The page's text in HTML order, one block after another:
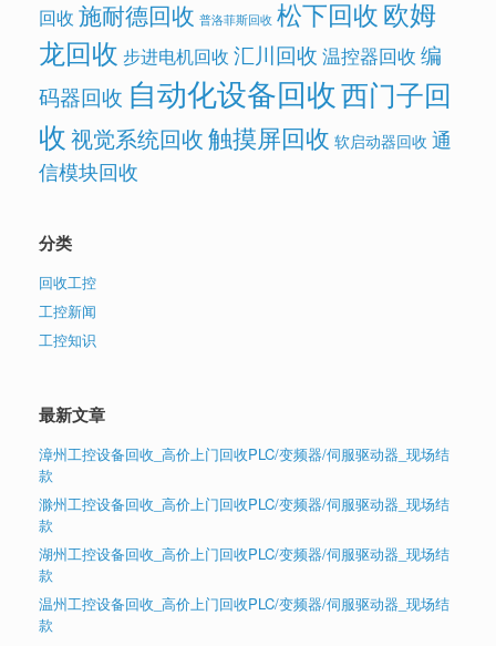
回收 施耐德回收 普洛菲斯回收 松下回收欧姆
龙回收 步进电机回收 汇川回收 温控器回收 编
码器回收 自动化设备回收西门子回
收视觉系统回收触摸屏回收 软启动器回收 通
信模块回收
分类
回收工控
工控新闻
工控知识
最新文章
漳州工控设备回收_高价上门回收PLC/变频器/伺服驱动器_现场结
款
滁州工控设备回收_高价上门回收PLC/变频器/伺服驱动器_现场结
款
湖州工控设备回收_高价上门回收PLC/变频器/伺服驱动器_现场结
款
温州工控设备回收_高价上门回收PLC/变频器/伺服驱动器_现场结
款